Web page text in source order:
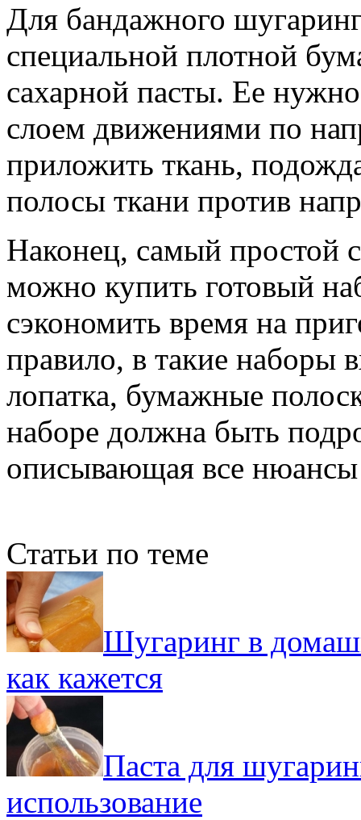
Для бандажного
специальной плотной
сахарной пасты. Ее
слоем движениями по
приложить ткань,
полосы ткани против
Наконец, самый простой
можно купить готовый
сэкономить время на
правило, в такие наборы
лопатка, бумажные
наборе должна быть
описывающая все
Статьи по теме
Шугаринг в
как кажется
Паста для
использование